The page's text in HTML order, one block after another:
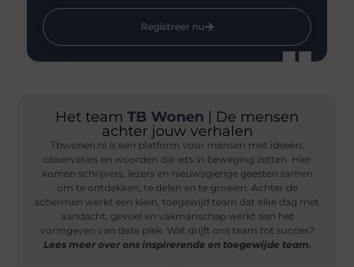
Registreer nu
Het team TB Wonen | De mensen
achter jouw verhalen
Tbwonen.nl is een platform voor mensen met ideeën,
observaties en woorden die iets in beweging zetten. Hier
komen schrijvers, lezers en nieuwsgierige geesten samen
om te ontdekken, te delen en te groeien. Achter de
schermen werkt een klein, toegewijd team dat elke dag met
aandacht, gevoel en vakmanschap werkt aan het
vormgeven van deze plek. Wat drijft ons team tot succes?
Lees meer over ons inspirerende en toegewijde team.